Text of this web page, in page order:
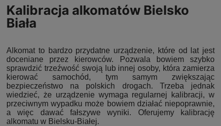
Kalibracja alkomatów Bielsko
Biała
Alkomat to bardzo przydatne urządzenie, które od lat jest
doceniane przez kierowców. Pozwala bowiem szybko
sprawdzić trzeźwość swoją lub innej osoby, która zamierza
kierować samochód, tym samym zwiększając
bezpieczeństwo na polskich drogach. Trzeba jednak
wiedzieć, że urządzenie wymaga regularnej kalibracji, w
przeciwnym wypadku może bowiem działać niepoprawnie,
a więc dawać fałszywe wyniki. Oferujemy kalibrację
alkomatu w Bielsku-Białej.